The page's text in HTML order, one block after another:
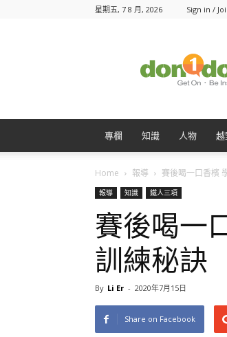
星期五, 7 8 月, 2026 Sign in /
專欄 知識 人物 越
Home 報導 賽後喝一口香檳
報導 知識 鐵人三項
賽後喝一
訓練秘訣
By Li Er - 2020年7月15日
Share on Facebook